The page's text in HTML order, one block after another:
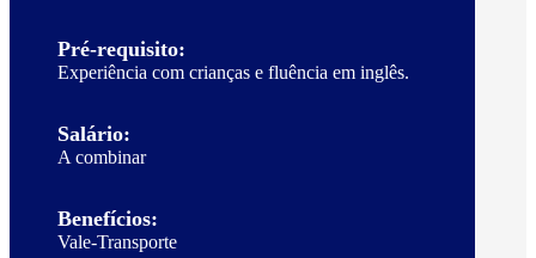
Pré-requisito:
Experiência com crianças e fluência em inglês.
Salário:
A combinar
Benefícios:
Vale-Transporte